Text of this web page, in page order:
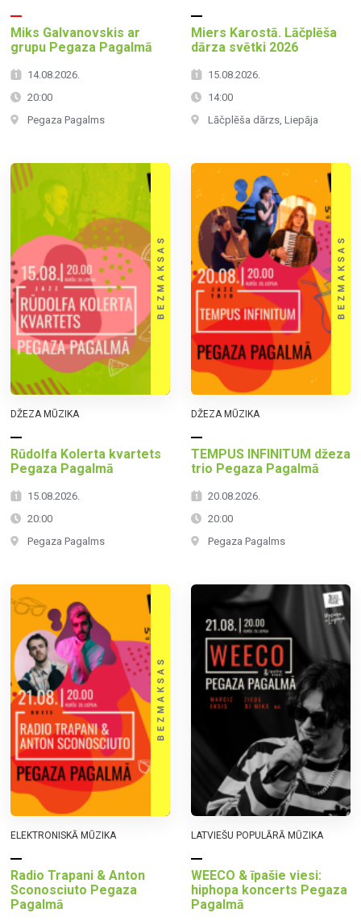
Miks Galvanovskis ar
grupu Pegaza Pagalmā
14.08.2026.
20:00
Pegaza Pagalms
Miers Karostā. Lāčplēša
dārza svētki 2026
15.08.2026.
14:00
Lāčplēša dārzs, Liepāja
DŽEZA MŪZIKA
Rūdolfa Kolerta kvartets
Pegaza Pagalmā
15.08.2026.
20:00
Pegaza Pagalms
DŽEZA MŪZIKA
TEMPUS INFINITUM džeza
trio Pegaza Pagalmā
20.08.2026.
20:00
Pegaza Pagalms
ELEKTRONISKĀ MŪZIKA
Radio Trapani & Anton
Sconosciuto Pegaza
Pagalmā
LATVIEŠU POPULĀRĀ MŪZIKA
WEECO & īpašie viesi:
hiphopa koncerts Pegaza
Pagalmā